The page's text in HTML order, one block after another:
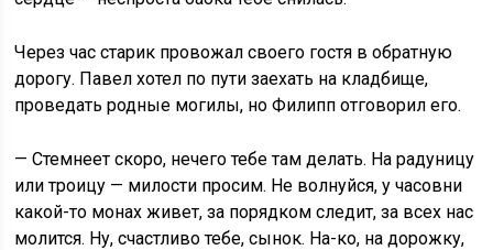
Через час старик провожал своего гостя в обратную
дорогу. Павел хотел по пути заехать на кладбище,
проведать родные могилы, но Филипп отговорил его.
— Стемнеет скоро, нечего тебе там делать. На радуницу
или троицу — милости просим. Не волнуйся, у часовни
какой-то монах живет, за порядком следит, за всех нас
молится. Ну, счастливо тебе, сынок. На-ко, на дорожку,